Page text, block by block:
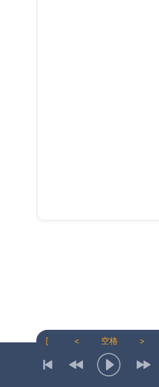
[ < 空格 >